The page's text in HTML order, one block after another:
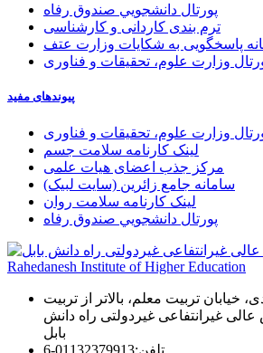
پورتال دانشجويي صندوق رفاه
ترم بندی کاردانی و کارشناسی
پاسخگویی به شکایات وزارت عتف
وزارت علوم، تحقیقات و فناوری
پیوندهای مفید
وزارت علوم، تحقیقات و فناوری
لینک کارنامه سلامت جسم
مرکز جذب اعضای هیات علمی
سامانه جامع زائرین (سایت لبیک)
لینک کارنامه سلامت روان
پورتال دانشجويي صندوق رفاه
خیابان تربیت معلم، بالاتر از تربیت
غیرانتفاعی غیردولتی راه دانش
بابل
تلفن:01132379913-6